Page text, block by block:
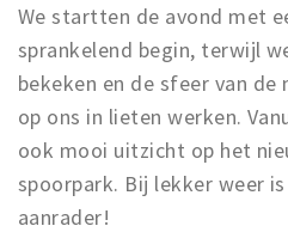
We startten de avond met
sprankelend begin, terwijl
bekeken en de sfeer van
op ons in lieten werken.
ook mooi uitzicht op het
spoorpark. Bij lekker weer
aanrader!